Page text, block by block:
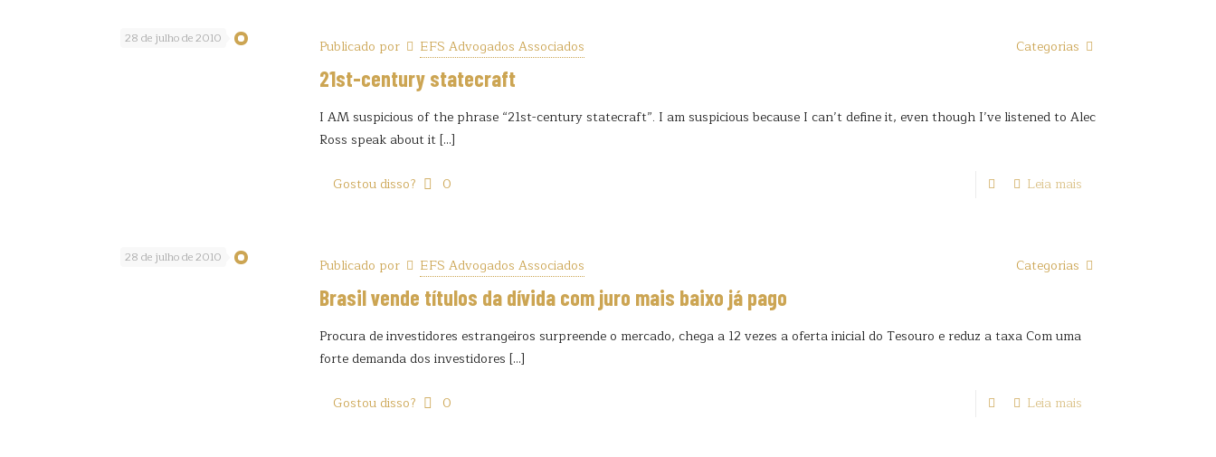
28 de julho de 2010 Publicado por EFS Advogados Associados Categorias
21st-century statecraft
I AM suspicious of the phrase “21st-century statecraft”. I am suspicious because I can’t define it, even though I’ve listened to Alec
Ross speak about it[…]
Gostou disso? 0 Leia mais
28 de julho de 2010 Publicado por EFS Advogados Associados Categorias
Brasil vende títulos da dívida com juro mais baixo já pago
Procura de investidores estrangeiros surpreende o mercado, chega a 12 vezes a oferta inicial do Tesouro e reduz a taxa Com uma
forte demanda dos investidores […]
Gostou disso? 0 Leia mais